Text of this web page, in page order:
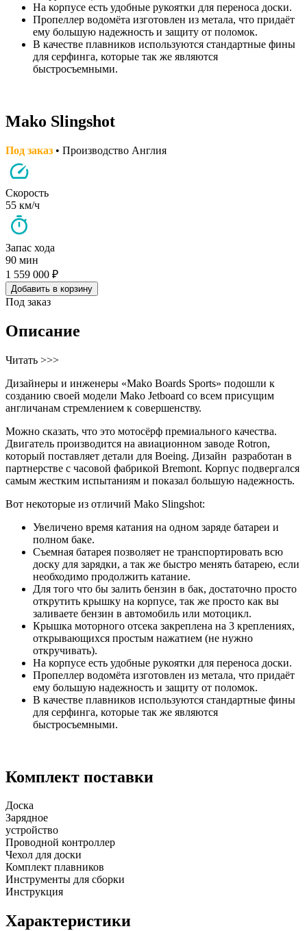
На корпусе есть удобные рукоятки для переноса доски.
Пропеллер водомёта изготовлен из метала, что придаёт
ему большую надежность и защиту от поломок.
В качестве плавников используются стандартные фины
для серфинга, которые так же являются
быстросъемными.
Mako Slingshot
Под заказ • Производство Англия
Скорость
55 км/ч
Запас хода
90 мин
1 559 000 ₽
Добавить в корзину
Под заказ
Описание
Читать >>>
Дизайнеры и инженеры «Mako Boards Sports» подошли к
созданию своей модели Mako Jetboard со всем присущим
англичанам стремлением к совершенству.
Можно сказать, что это мотосёрф премиального качества.
Двигатель производится на авиационном заводе Rotron,
который поставляет детали для Boeing. Дизайн разработан в
партнерстве с часовой фабрикой Bremont. Корпус подвергался
самым жестким испытаниям и показал большую надежность.
Вот некоторые из отличий Mako Slingshot:
Увеличено время катания на одном заряде батареи и
полном баке.
Съемная батарея позволяет не транспортировать всю
доску для зарядки, а так же быстро менять батарею, если
необходимо продолжить катание.
Для того что бы залить бензин в бак, достаточно просто
открутить крышку на корпусе, так же просто как вы
заливаете бензин в автомобиль или мотоцикл.
Крышка моторного отсека закреплена на 3 креплениях,
открывающихся простым нажатием (не нужно
откручивать).
На корпусе есть удобные рукоятки для переноса доски.
Пропеллер водомёта изготовлен из метала, что придаёт
ему большую надежность и защиту от поломок.
В качестве плавников используются стандартные фины
для серфинга, которые так же являются
быстросъемными.
Комплект поставки
Доска
Зарядное
устройство
Проводной контроллер
Чехол для доски
Комплект плавников
Инструменты для сборки
Инструкция
Характеристики